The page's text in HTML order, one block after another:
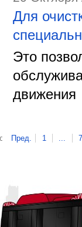
Для
Это
движения
Пред. 1